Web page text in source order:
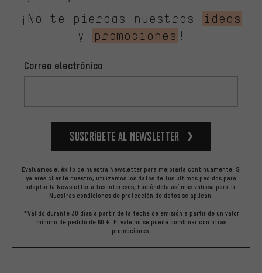
¡No te pierdas nuestras
ideas
y
promociones !
Correo electrónico
Suscríbete al newsletter
Evaluamos el éxito de nuestra Newsletter para mejorarla continuamente. Si
ya eres cliente nuestro, utilizamos los datos de tus últimos pedidos para
adaptar la Newsletter a tus intereses, haciéndola así más valiosa para ti.
Nuestras condiciones de protección de datos se aplican.
*Válido durante 30 días a partir de la fecha de emisión a partir de un valor
mínimo de pedido de 60 €. El vale no se puede combinar con otras
promociones.